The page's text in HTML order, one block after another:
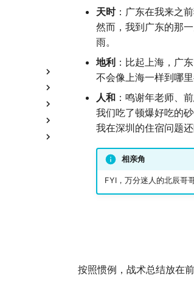
天时：广东在我来之
然而，我到广东的那
雨。
地利 ：比起上海，广
不会像上海一样到哪里
人和 ：鸣谢年老师、
我们吃了顿爆好吃的
我在深圳的住宿问题
相亲角
FYI，万分迷人的北辰哥
按照惯例，战术总结放在前